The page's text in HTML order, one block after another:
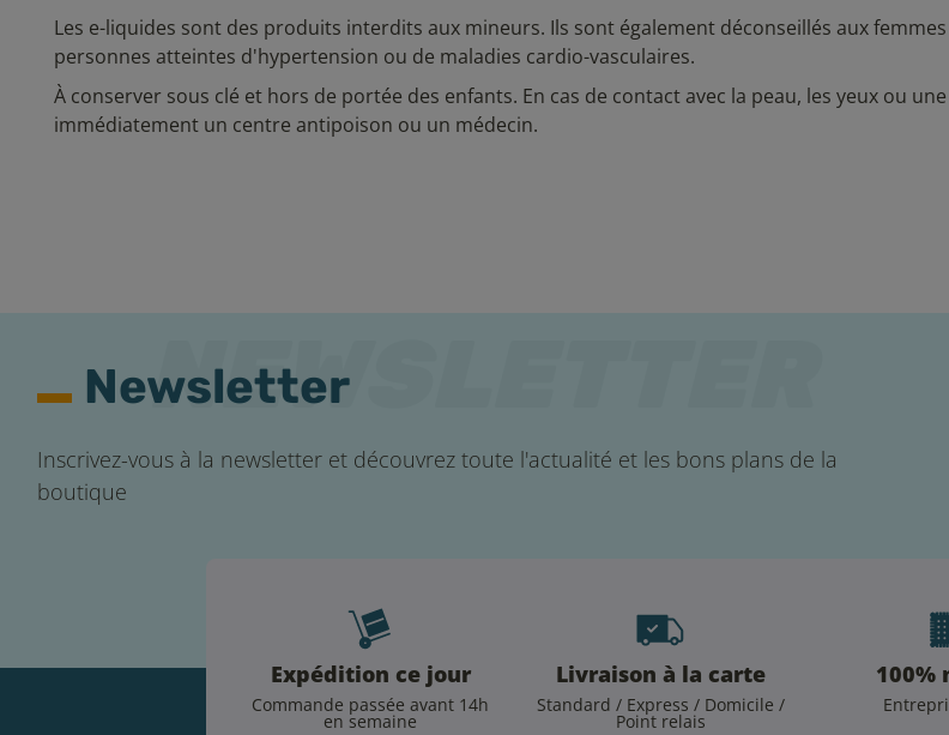
Les e-liquides sont des produits interdits aux mineurs. Ils sont également déconseillés aux
personnes atteintes d'hypertension ou de maladies cardio-vasculaires.
À conserver sous clé et hors de portée des enfants. En cas de contact avec la peau, les yeux ou
immédiatement un centre antipoison ou un médecin.
Newsletter
Inscrivez-vous à la newsletter et découvrez toute l'actualité et les bons plans de la
boutique
Expédition ce jour
Commande passée avant 14h
en semaine
Livraison à la carte
Standard / Express / Domicile /
Point relais
100%